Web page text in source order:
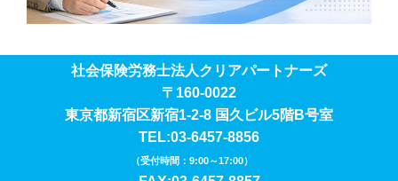
社会保険労務士法人クリアパートナーズ
〒160-0022
東京都新宿区新宿1-2-8 国久ビル5階B号室
TEL:03-6457-8856
（受付時間：9:00～17:00）